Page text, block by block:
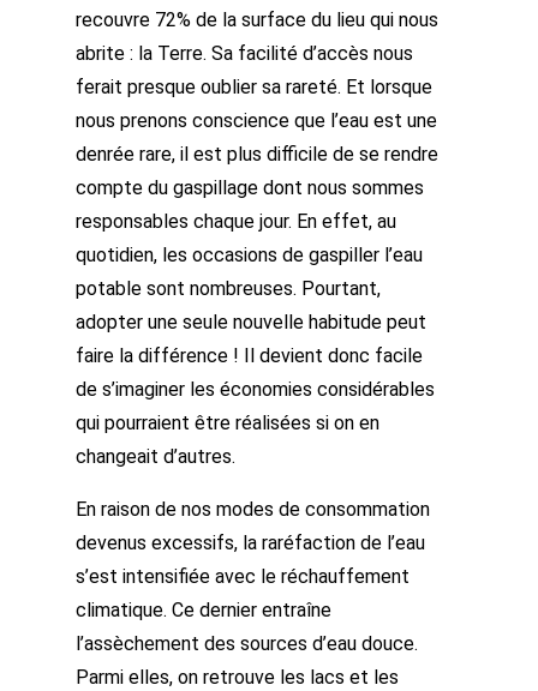
recouvre 72% de la surfacedu lieu qui nous
abrite : la Terre. Sa facilité d’accès nous
ferait presque oublier sa rareté. Et lorsque
nous prenons conscience que l’eau est une
denrée rare, il est plus difficile de se rendre
compte du gaspillage dont nous sommes
responsables chaque jour. En effet, au
quotidien, les occasions de gaspiller l’eau
potable sont nombreuses. Pourtant,
adopter une seule nouvelle habitude peut
faire la différence ! Il devient donc facile
de s’imaginer les économies considérables
qui pourraient être réalisées si on en
changeait d’autres.
En raison de nos modes de consommation
devenus excessifs, la raréfaction de l’eau
s’est intensifiée avec le réchauffement
climatique. Ce dernier entraîne
l’assèchement des sources d’eau douce.
Parmi elles, on retrouve les lacs et les